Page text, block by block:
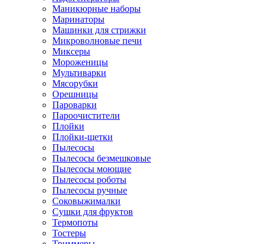
Маникюрные наборы
Маринаторы
Машинки для стрижки
Микроволновые печи
Миксеры
Мороженицы
Мультиварки
Мясорубки
Орешницы
Пароварки
Пароочистители
Плойки
Плойки-щетки
Пылесосы
Пылесосы безмешковые
Пылесосы моющие
Пылесосы роботы
Пылесосы ручные
Соковыжималки
Сушки для фруктов
Термопоты
Тостеры